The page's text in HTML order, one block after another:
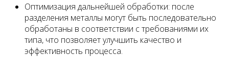
Оптимизация дальнейшей обработки: после
разделения металлы могут быть последовательно
обработаны в соответствии с требованиями их
типа, что позволяет улучшить качество и
эффективность процесса.